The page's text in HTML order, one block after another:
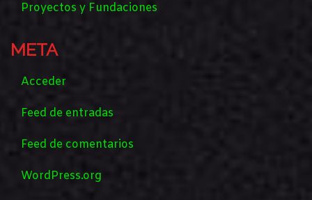
Proyectos y Fundaciones
META
Acceder
Feed de entradas
Feed de comentarios
WordPress.org